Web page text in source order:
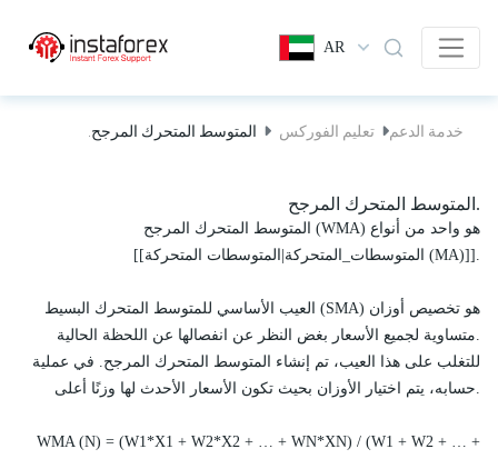
AR
خدمة الدعم تعليم الفوركس المتوسط المتحرك المرجح.
المتوسط المتحرك المرجح.
المتوسط المتحرك المرجح (WMA) هو واحد من أنواع
[[المتوسطات_المتحركة|المتوسطات المتحركة (MA)]].
العيب الأساسي للمتوسط المتحرك البسيط (SMA) هو تخصيص أوزان
متساوية لجميع الأسعار بغض النظر عن انفصالها عن اللحظة الحالية.
للتغلب على هذا العيب، تم إنشاء المتوسط المتحرك المرجح. في عملية
حسابه، يتم اختيار الأوزان بحيث تكون الأسعار الأحدث لها وزنًا أعلى.
WMA (N) = (W1*X1 + W2*X2 + … + WN*XN) / (W1 + W2 + … +